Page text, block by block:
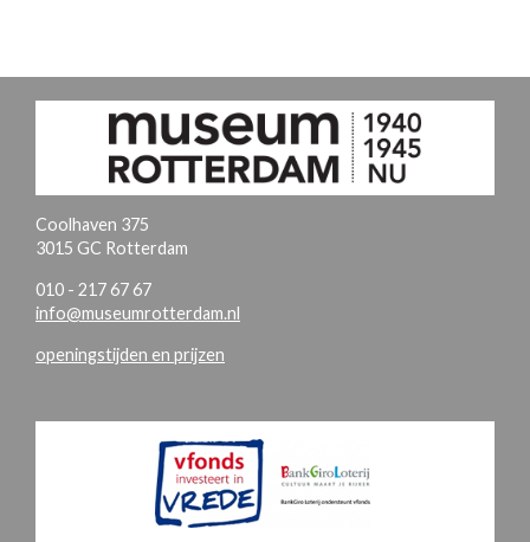
Coolhaven 375
3015 GC Rotterdam
010 - 217 67 67
info@museumrotterdam.nl
openingstijden en prijzen